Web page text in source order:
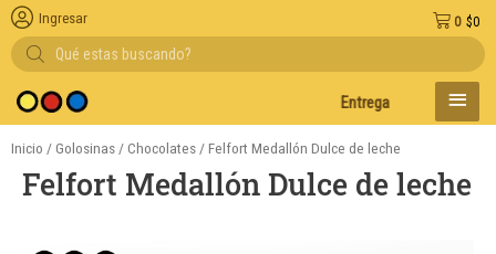
Búsqueda
de
productos
Entregas en el día en AMBA
$0
0
Ingresar
MENÚ
Inicio / Golosinas / Chocolates / Felfort Medallón Dulce de leche
Felfort Medallón Dulce de leche